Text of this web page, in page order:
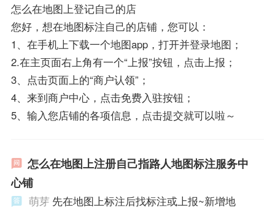
怎么在地图上登记自己的店
您好，想在地图标注自己的店铺，您可以：
1、在手机上下载一个地图app，打开并登录地图；
2.在主页面右上角有一个“上报”按钮，点击上报；
3、点击页面上的“商户认领”；
4、来到商户中心，点击免费入驻按钮；
5、输入您店铺的各项信息，点击提交就可以啦～
怎么在地图上注册自己指路人地图标注服务中
心铺
萌芽 先在地图上标注后找标注或上报~新增地